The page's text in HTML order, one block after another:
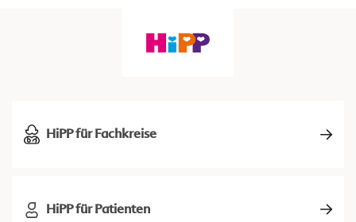
HiPP für Fachkreise
HiPP für Patienten